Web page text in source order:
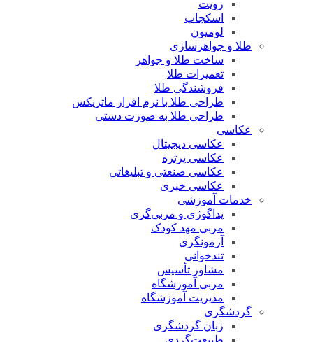
رویت
اسکچاپ
لومیون
طلا و جواهرسازی
ساخت طلا و جواهر
تعمیرات طلا
فروشندگی طلا
طراحی طلا با نرم افزار ماتریکس
طراحی طلا به صورت دستی
عکاسی
عکاسی دیجیتال
عکاسی پرتره
عکاسی صنعتی و تبلیغاتی
عکاسی خبری
خدمات آموزشی
پداگوژی و مربی‌گری
مربی مهد کودک
آزمونگری
تندخوانی
مشاور تأسیس
مربی آموزشگاه
مدیریت آموزشگاه
گردشگری
زبان گردشگری
طبیعت‌گردی